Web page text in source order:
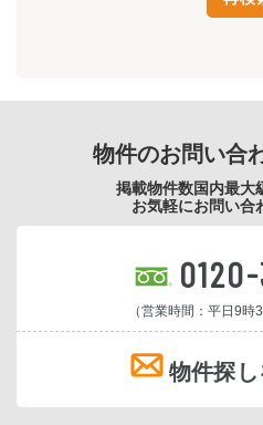
物件のお問い合
掲載物件数国内最大
お気軽にお問い合
（営業時間：平日9時
物件探